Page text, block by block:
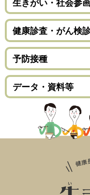
生きがい・社会参
健康診査・がん検
予防接種
データ・資料等